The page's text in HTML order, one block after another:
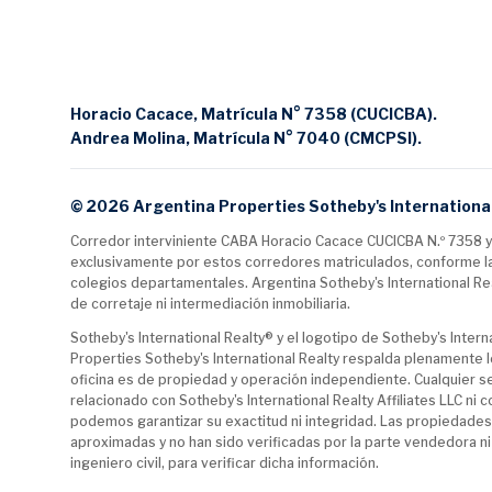
Horacio Cacace, Matrícula N° 7358 (CUCICBA).
Andrea Molina, Matrícula N° 7040 (CMCPSI).
© 2026 Argentina Properties Sotheby's
Corredor interviniente CABA Horacio Cacace CUCICBA N.º
exclusivamente por estos corredores matriculados, conforme
colegios departamentales. Argentina Sotheby's International
de corretaje ni intermediación inmobiliaria.
Sotheby's International Realty® y el logotipo de Sotheby's
Properties Sotheby's International Realty respalda
oficina es de propiedad y operación independiente. Cualquier
relacionado con Sotheby's International Realty Affiliates LLC ni
podemos garantizar su exactitud ni integridad. Las
aproximadas y no han sido verificadas por la parte vendedora
ingeniero civil, para verificar dicha información.